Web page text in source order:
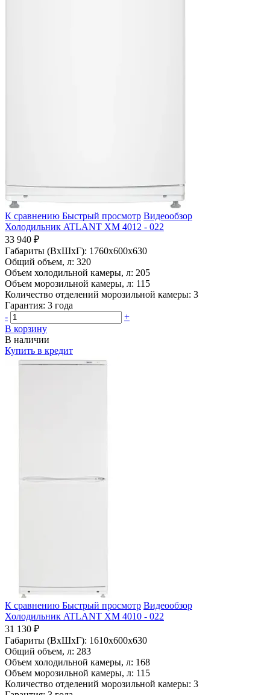
К сравнению Быстрый просмотр Видеообзор
Холодильник ATLANT ХМ 4012 - 022
33 940 ₽
Габариты (ВхШхГ): 1760x600x630
Общий объем, л: 320
Объем холодильной камеры, л: 205
Объем морозильной камеры, л: 115
Количество отделений морозильной камеры: 3
Гарантия: 3 года
-
+
В корзину
В наличии
Купить в кредит
К сравнению Быстрый просмотр Видеообзор
Холодильник ATLANT ХМ 4010 - 022
31 130 ₽
Габариты (ВхШхГ): 1610x600x630
Общий объем, л: 283
Объем холодильной камеры, л: 168
Объем морозильной камеры, л: 115
Количество отделений морозильной камеры: 3